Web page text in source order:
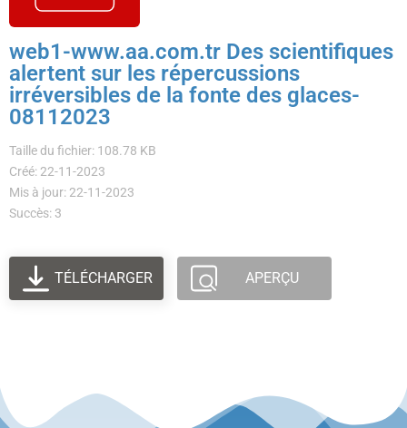
web1-www.aa.com.tr Des scientifiques
alertent sur les répercussions
irréversibles de la fonte des glaces-
08112023
Taille du fichier: 108.78 KB
Créé: 22-11-2023
Mis à jour: 22-11-2023
Succès: 3
TÉLÉCHARGER APERÇU